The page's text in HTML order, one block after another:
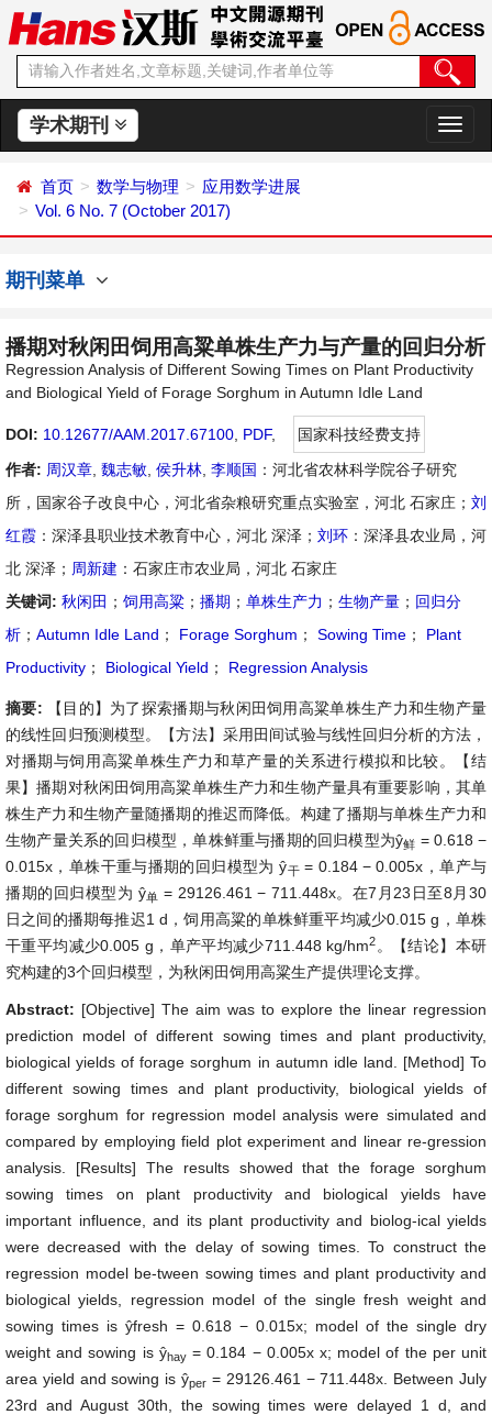
学术期刊
切
换
首页 数学与物理
应用数学进展
Vol. 6 No. 7 (October 2017)
期刊菜单
播期对秋闲田饲用高粱单株生产力与产量的回归分析
Regression Analysis of Different Sowing Times on Plant Productivity
and Biological Yield of Forage Sorghum in Autumn Idle Land
DOI: 10.12677/AAM.2017.67100 PDF,
国家科技经费支持
作者: 周汉章 魏志敏 侯升林 李顺国 ：河北省农林科学院谷子研究
所，国家谷子改良中心，河北省杂粮研究重点实验室，河北 石家庄； 刘
红霞 ：深泽县职业技术教育中心，河北 深泽； 刘环 ：深泽县农业局，河
北 深泽； 周新建 ：石家庄市农业局，河北 石家庄
关键词: 秋闲田 ； 饲用高粱 ； 播期 ； 单株生产力 ； 生物产量 ； 回归分
析 ； Autumn Idle Land ； Forage Sorghum ； Sowing Time ；
Plant
Productivity ； Biological Yield ； Regression Analysis
摘要:
【目的】为了探索播期与秋闲田饲用高粱单株生产力和生物产量
的线性回归预测模型。【方法】采用田间试验与线性回归分析的方法，
对播期与饲用高粱单株生产力和草产量的关系进行模拟和比较。【结
果】播期对秋闲田饲用高粱单株生产力和生物产量具有重要影响，其单
株生产力和生物产量随播期的推迟而降低。构建了播期与单株生产力和
生物产量关系的回归模型，单株鲜重与播期的回归模型为ŷ鲜 = 0.618 −
0.015x，单株干重与播期的回归模型为 ŷ干= 0.184 − 0.005x，单产与
播期的回归模型为 ŷ单 = 29126.461 − 711.448x。在7月23日至8月30
日之间的播期每推迟1 d，饲用高粱的单株鲜重平均减少0.015 g，单株
干重平均减少0.005 g，单产平均减少711.448 kg/hm2 。【结论】本研
究构建的3个回归模型，为秋闲田饲用高粱生产提供理论支撑。
Abstract: [Objective] The aim was to explore the linear regression
prediction model of different sowing times and plant productivity,
biological yields of forage sorghum in autumn idle land. [Method] To
different sowing times and plant productivity, biological yields of
forage sorghum for regression model analysis were simulated and
compared by employing field plot experiment and linear re-gression
analysis. [Results] The results showed that the forage sorghum
sowing times on plant productivity and biological yields have
important influence, and its plant productivity and biolog-ical yields
were decreased with the delay of sowing times. To construct the
regression model be-tween sowing times and plant productivity and
biological yields, regression model of the single fresh weight and
sowing times is ŷfresh = 0.618 − 0.015x; model of the single dry
weight and sowing is ŷhay= 0.184 − 0.005x x; model of the per unit
area yield and sowing is ŷper = 29126.461 − 711.448x. Between July
23rd and August 30th, the sowing times were delayed 1 d, and